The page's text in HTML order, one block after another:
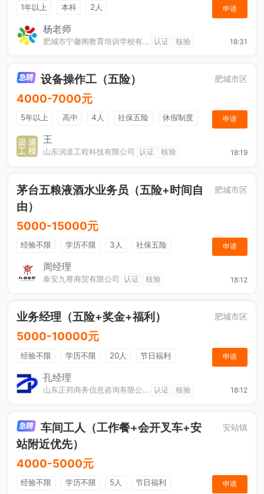
1年以上 本科 2人 申请
杨老师
肥城市宁馨阁教育培训学校有限公司 认证 核验 18:31
设备操作工（五险） 肥城市区
4000-7000元
5年以上 高中 4人 社保五险
休假制度
加班补助
申请
王
山东润道工程科技有限公司 认证 核验 18:19
茅台五粮液酒水业务员（五险+时间自
由）
肥城市区
5000-15000元
经验不限 学历不限 3人
社保五险
节日福利
综合补贴
年终奖金
休假制度 法定节假日
申请
周经理
泰安九尊商贸有限公司 认证 核验 18:12
业务经理（五险+奖金+福利） 肥城市区
5000-10000元
经验不限 学历不限 20人
节日福利
社保五险
综合补贴
销售奖金
申请
孔经理
山东正邦商务信息咨询有限公司 认证 核验 18:12
车间工人（工作餐+会开叉车+安
站附近优先）
安站镇
4000-5000元
经验不限 学历不限 5人 节日福利 申请